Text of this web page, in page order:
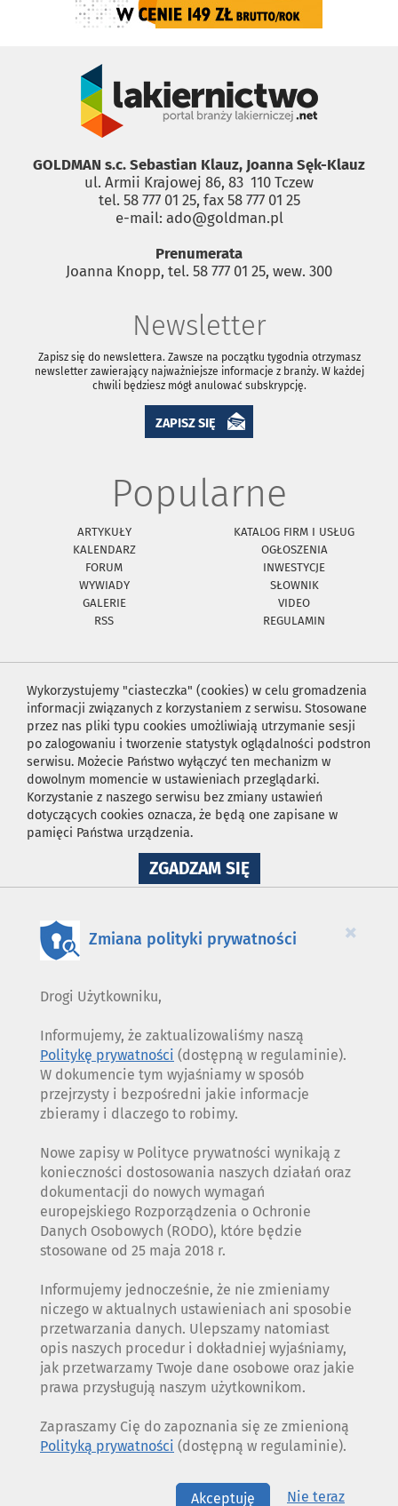
GOLDMAN s.c. Sebastian Klauz, Joanna Sęk-Klauz
ul. Armii Krajowej 86, 83 ­ 110 Tczew
tel. 58 777 01 25, fax 58 777 01 25
e-mail: ado@goldman.pl
Prenumerata
Joanna Knopp, tel. 58 777 01 25, wew. 300
Newsletter
Zapisz się do newslettera. Zawsze na początku tygodnia otrzymasz
newsletter zawierający najważniejsze informacje z branży. W każdej
chwili będziesz mógł anulować subskrypcję.
ZAPISZ SIĘ
Popularne
ARTYKUŁY
KATALOG FIRM I USŁUG
KALENDARZ
OGŁOSZENIA
FORUM
INWESTYCJE
WYWIADY
SŁOWNIK
GALERIE
VIDEO
RSS
REGULAMIN
Wykorzystujemy "ciasteczka" (cookies) w celu gromadzenia
informacji związanych z korzystaniem z serwisu. Stosowane
przez nas pliki typu cookies umożliwiają utrzymanie sesji
po zalogowaniu i tworzenie statystyk oglądalności podstron
serwisu. Możecie Państwo wyłączyć ten mechanizm w
dowolnym momencie w ustawieniach przeglądarki.
Korzystanie z naszego serwisu bez zmiany ustawień
dotyczących cookies oznacza, że będą one zapisane w
pamięci Państwa urządzenia.
ZGADZAM SIĘNA
WYKORZYSTANIE
×
Zmiana polityki prywatności
Drogi Użytkowniku,
Informujemy, że zaktualizowaliśmy naszą
Politykę prywatności (dostępną w regulaminie).
W dokumencie tym wyjaśniamy w sposób
przejrzysty i bezpośredni jakie informacje
zbieramy i dlaczego to robimy.
Nowe zapisy w Polityce prywatności wynikają z
konieczności dostosowania naszych działań oraz
dokumentacji do nowych wymagań
europejskiego Rozporządzenia o Ochronie
Danych Osobowych (RODO), które będzie
stosowane od 25 maja 2018 r.
Informujemy jednocześnie, że nie zmieniamy
niczego w aktualnych ustawieniach ani sposobie
przetwarzania danych. Ulepszamy natomiast
opis naszych procedur i dokładniej wyjaśniamy,
jak przetwarzamy Twoje dane osobowe oraz jakie
prawa przysługują naszym użytkownikom.
Zapraszamy Cię do zapoznania się ze zmienioną
Polityką prywatności (dostępną w regulaminie).
Akceptuję Nie teraz